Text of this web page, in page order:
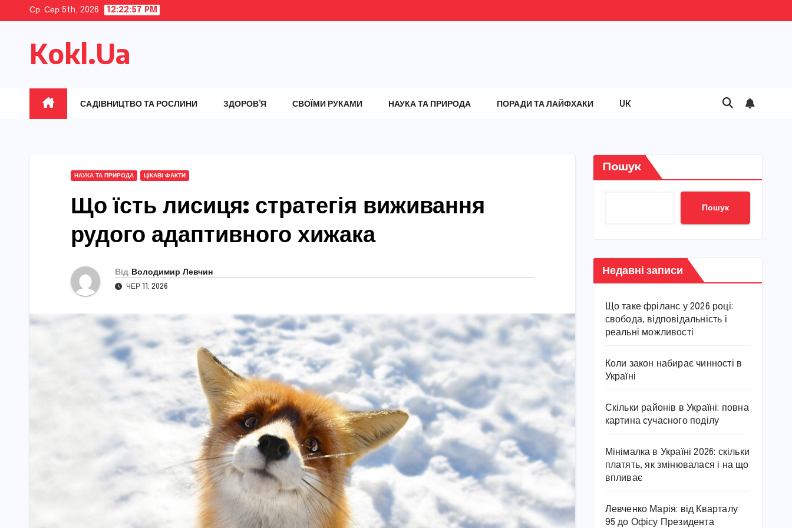
content
Ср. Сер 5th, 2026 12:22:58 PM
Kokl.Ua
САДІВНИЦТВО ТА РОСЛИНИ ЗДОРОВ’Я СВОЇМИ РУКАМИ НАУКА ТА ПРИРОДА ПОРАДИ ТА ЛАЙФХАКИ UK
НАУКА ТА ПРИРОДА ЦІКАВІ ФАКТИ
Що їсть лисиця: стратегія виживання
рудого адаптивного хижака
Від Володимир Левчин
ЧЕР 11, 2026
Пошук
Пошук
Недавні записи
Що таке фріланс у 2026 році:
свобода, відповідальність і
реальні можливості
Коли закон набирає чинності в
Україні
Скільки районів в Україні: повна
картина сучасного поділу
Мінімалка в Україні 2026: скільки
платять, як змінювалася і на що
впливає
Левченко Марія: від Кварталу
95 до Офісу Президента